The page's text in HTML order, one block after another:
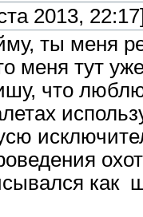
2013,
ты меня
меня тут
что
как